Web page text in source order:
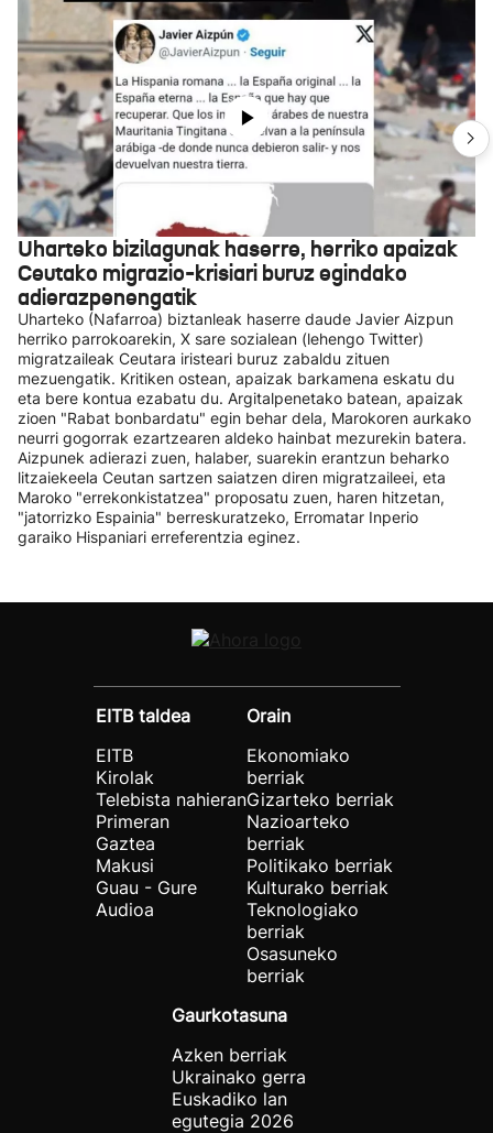
Uharteko bizilagunak haserre, herriko apaizak
Ceutako migrazio-krisiari buruz egindako
adierazpenengatik
Uharteko (Nafarroa) biztanleak haserre daude Javier Aizpun
herriko parrokoarekin, X sare sozialean (lehengo Twitter)
migratzaileak Ceutara iristeari buruz zabaldu zituen
mezuengatik. Kritiken ostean, apaizak barkamena eskatu du
eta bere kontua ezabatu du. Argitalpenetako batean, apaizak
zioen "Rabat bonbardatu" egin behar dela, Marokoren aurkako
neurri gogorrak ezartzearen aldeko hainbat mezurekin batera.
Aizpunek adierazi zuen, halaber, suarekin erantzun beharko
litzaiekeela Ceutan sartzen saiatzen diren migratzaileei, eta
Maroko "errekonkistatzea" proposatu zuen, haren hitzetan,
"jatorrizko Espainia" berreskuratzeko, Erromatar Inperio
garaiko Hispaniari erreferentzia eginez.
EITB taldea
EITB
Kirolak
Telebista nahieran
Primeran
Gaztea
Makusi
Guau - Gure
Audioa
Orain
Ekonomiako
berriak
Gizarteko berriak
Nazioarteko
berriak
Politikako berriak
Kulturako berriak
Teknologiako
berriak
Osasuneko
berriak
Gaurkotasuna
Azken berriak
Ukrainako gerra
Euskadiko lan
egutegia 2026